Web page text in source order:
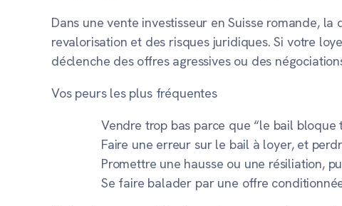
Dans une vente investisseur en Suisse romande,
revalorisation et des risques juridiques. Si votre
déclenche des offres agressives ou des
Vos peurs les plus fréquentes
Vendre trop bas parce que “le bail bloque
Faire une erreur sur le bail à loyer, et
Promettre une hausse ou une résiliation,
Se faire balader par une offre